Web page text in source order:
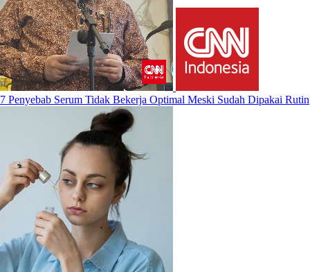
7 Penyebab Serum Tidak Bekerja Optimal Meski Sudah Dipakai Rutin